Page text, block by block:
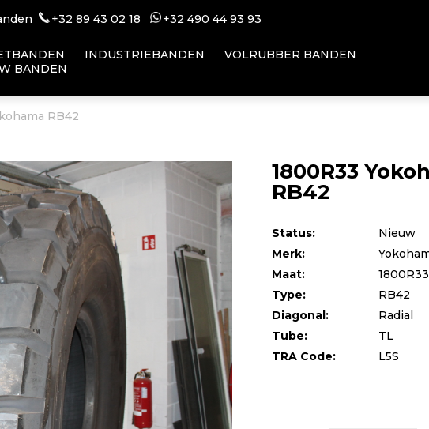
+32 89 43 02 18 +32 490 44 93 93
INDUSTRIEBANDEN
VOLRUBBER BANDEN
BANDEN
RB42
1800R33
RB42
Status:
Nieuw
Merk:
Maat:
1800R33
Type:
RB42
Diagonal:
Radial
Tube:
TL
TRA Code:
L5S